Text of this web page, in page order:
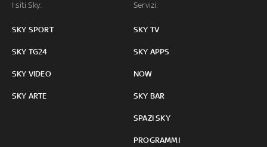
I siti Sky:
SKY SPORT
SKY TG24
SKY VIDEO
SKY ARTE
Servizi:
SKY TV
SKY APPS
NOW
SKY BAR
SPAZI SKY
PROGRAMMI